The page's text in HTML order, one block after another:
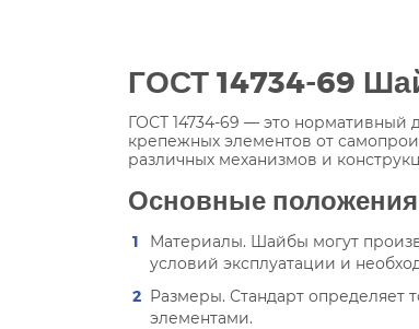
ГОСТ 14734-69
ГОСТ 14734-69 — это нормативный
крепежных элементов от
различных механизмов и
Основные
Материалы. Шайбы могут
условий эксплуатации и
Размеры. Стандарт определяет
элементами.